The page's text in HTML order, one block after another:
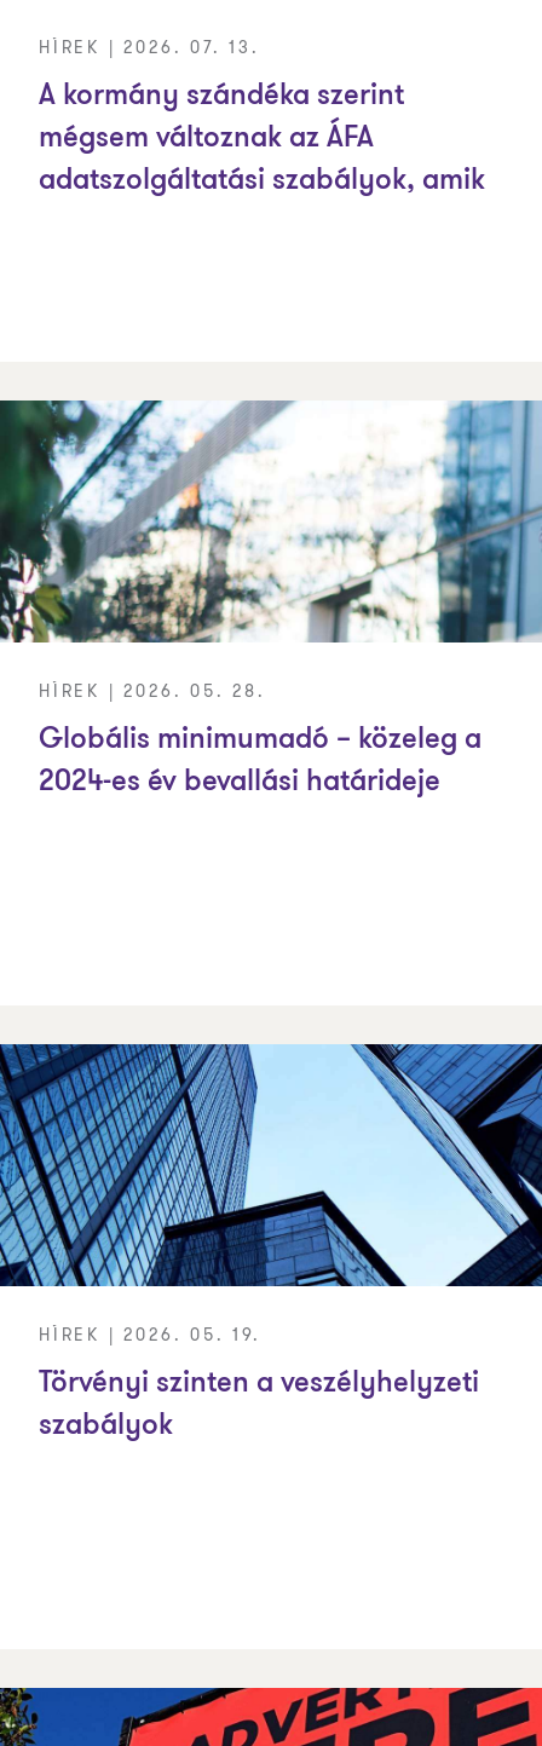
HÍREK | 2026. 07. 13.
A kormány szándéka szerint
mégsem változnak az ÁFA
adatszolgáltatási szabályok, amik
HÍREK | 2026. 05. 28.
Globális minimumadó – közeleg a
2024-es év bevallási határideje
HÍREK | 2026. 05. 19.
Törvényi szinten a veszélyhelyzeti
szabályok